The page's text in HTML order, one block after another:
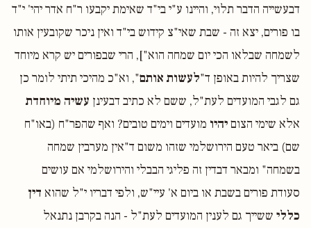
דבעשייה הדבר תלוי, והיינו ע"י בי"ד שאימת יקבעו ר"ח אדר יהי' י"ד
בו פורים, יצא זה - שבת שאי"צ קידוש בי"ד ואין ניכר שקובעין אותו
לשמחה שבלאו הכי יום שמחה הוא"], הרי שבפורים יש קרא מיוחד
שצריך להיות באופן ד"לעשות אותם", וא"כ מהיכי תיתי לומר כן
גם לגבי המועדים לעת"ל, ששם לא כתיב דבעינן עשיה מיוחדת
אלא שימי הצוםיהיו מועדים וימים טובים? ואף שהפר"ח (באו"ח
שם) ביאר טעם הירושלמי שזהו משום ד"אין מערבין שמחה
בשמחה" ומבאר דבדין זה פליגי הבבלי והירושלמי אם עושים
סעודת פורים בשבת או ביום א' עיי"ש, ולפי דבריו י"ל שהוא דין
כללי ששייך גם לענין המועדים לעת"ל - הנה בקרבן נתנאל